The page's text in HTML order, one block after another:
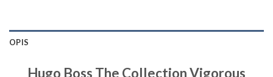
OPIS
Hugo Boss The Collection Vigorous